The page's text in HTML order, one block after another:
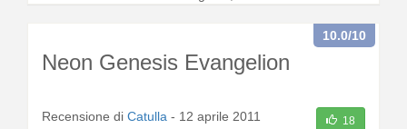
Neon Genesis Evangelion
10.0/10
Recensione di Catulla - 12 aprile 2011 18